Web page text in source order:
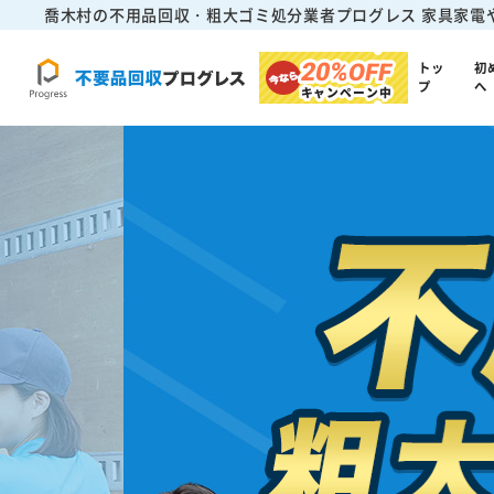
喬木村の不用品回収・粗大ゴミ処分業者プログレス 家具家電
20%OFF
キャンペーン中
トッ
プ
初
へ